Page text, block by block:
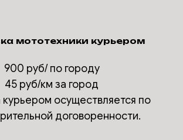
мототехники курьером
900 руб/ по городу
45 руб/км за город
осуществляется по
договоренности.